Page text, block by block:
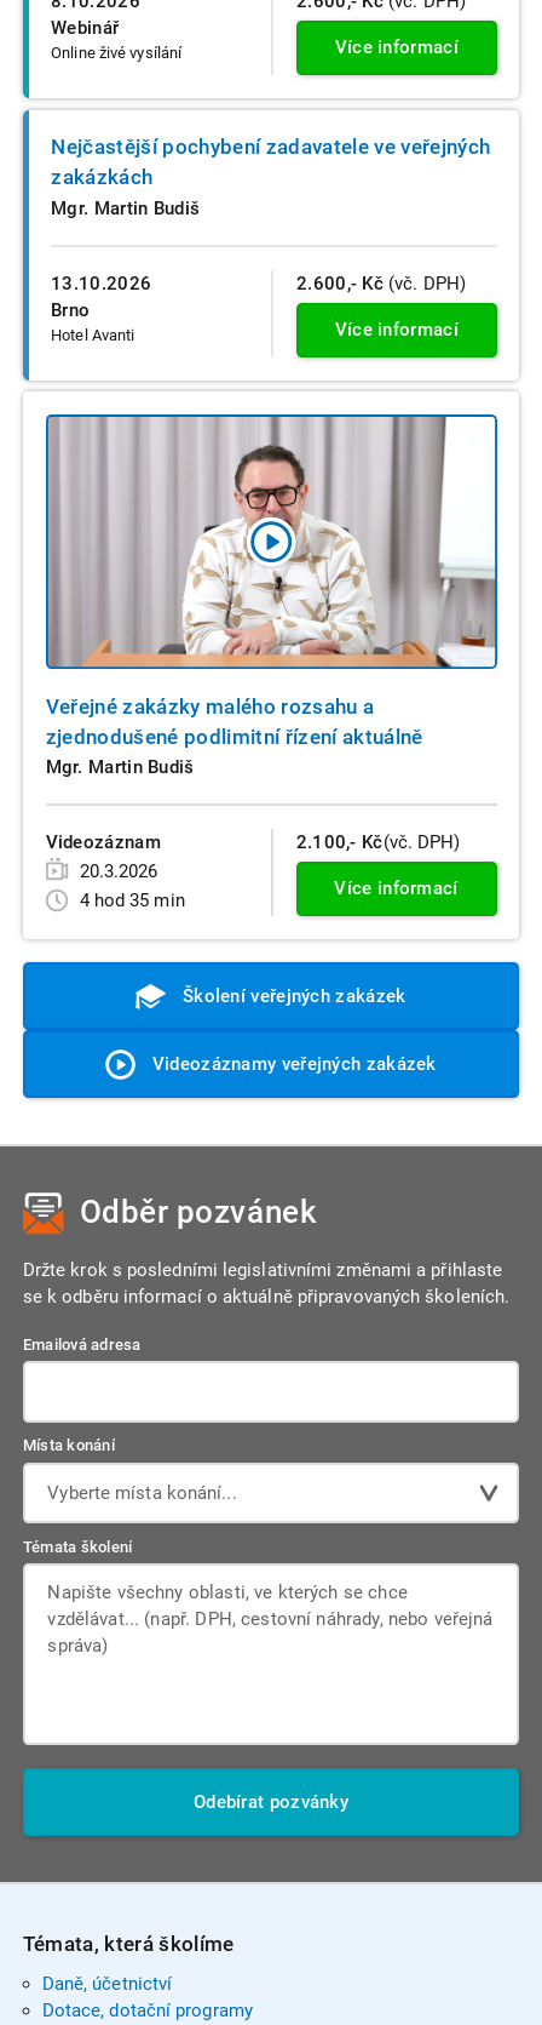
Webinář
Online živé vysílání Více informací
13.10.2026
Brno
Hotel Avanti
Nejčastější pochybení zadavatele ve veřejných
zakázkách
Mgr. Martin Budiš
2.600,- Kč (vč. DPH)
Více informací
Veřejné zakázky malého rozsahu a
zjednodušené podlimitní řízení aktuálně
Mgr. Martin Budiš
Videozáznam
20.3.2026
4 hod 35 min
2.100,- Kč(vč. DPH)
Více informací
Školení veřejných zakázek
Videozáznamy veřejných zakázek
Odběr pozvánek
Držte krok s posledními legislativními změnami a přihlaste
se k odběru informací o aktuálně připravovaných školeních.
Emailová adresa
Místa konání
Vyberte místa konání...
Témata školení
Odebírat pozvánky
Témata, která školíme
Daně, účetnictví
Dotace, dotační programy